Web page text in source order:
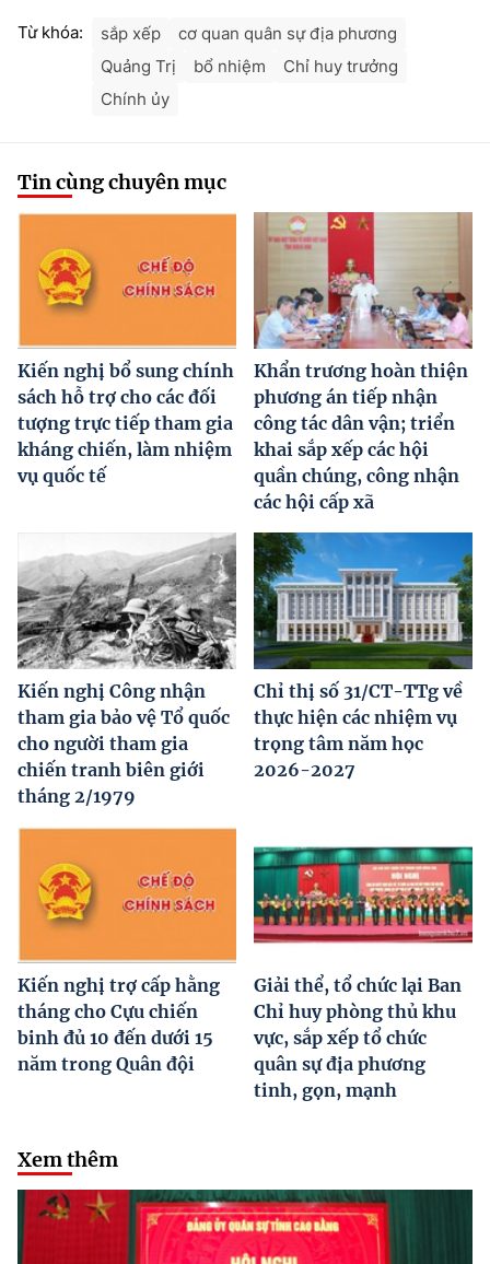
Từ khóa: sắp xếp
cơ quan quân sự địa phương
Quảng Trị
bổ nhiệm
Chỉ huy trưởng
Chính ủy
Tin cùng chuyên mục
Kiến nghị bổ sung chính
sách hỗ trợ cho các đối
tượng trực tiếp tham gia
kháng chiến, làm nhiệm
vụ quốc tế
Khẩn trương hoàn thiện
phương án tiếp nhận
công tác dân vận; triển
khai sắp xếp các hội
quần chúng, công nhận
các hội cấp xã
Kiến nghị Công nhận
tham gia bảo vệ Tổ quốc
cho người tham gia
chiến tranh biên giới
tháng 2/1979
Chỉ thị số 31/CT-TTg về
thực hiện các nhiệm vụ
trọng tâm năm học
2026-2027
Kiến nghị trợ cấp hằng
tháng cho Cựu chiến
binh đủ 10 đến dưới 15
năm trong Quân đội
Giải thể, tổ chức lại Ban
Chỉ huy phòng thủ khu
vực, sắp xếp tổ chức
quân sự địa phương
tinh, gọn, mạnh
Xem thêm